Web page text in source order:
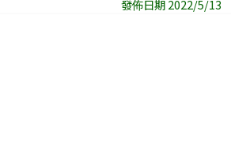
發佈日期 2022/5/13